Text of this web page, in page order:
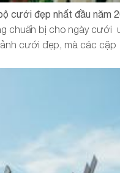
cưới đẹp nhất đầu năm
chuẩn bị cho ngày cưới
cưới đẹp, mà các